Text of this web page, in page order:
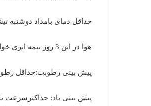
حداقل دمای بامداد دوشنبه نیشابور 12.1-
هوا در این 3 روز نیمه ابری خواهد بود ولی بارش نخواهیم داشت.
پیش بینی رطوبت:حداقل رطوبت درحد 50درصدوحداکثر رطوبت در